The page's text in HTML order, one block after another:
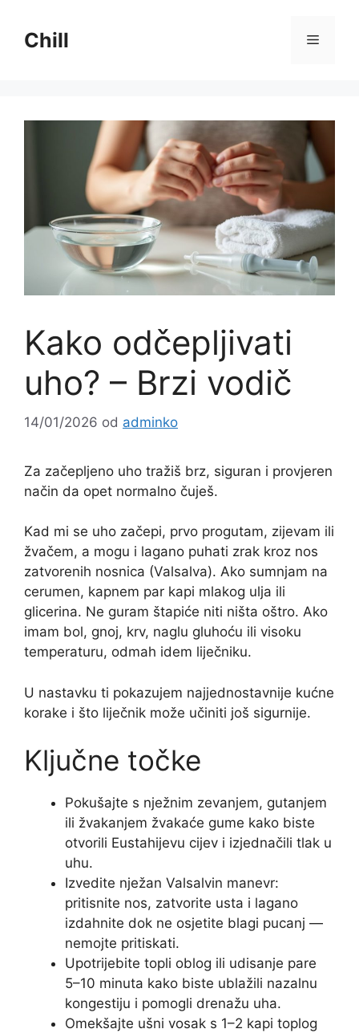
sadržajChill
Kako odčepljivati
uho? – Brzi vodič
14/01/2026 od adminko
Za začepljeno uho tražiš brz, siguran i provjeren
način da opet normalno čuješ.
Kad mi se uho začepi, prvo progutam, zijevam ili
žvačem, a mogu i lagano puhati zrak kroz nos
zatvorenih nosnica (Valsalva). Ako sumnjam na
cerumen, kapnem par kapi mlakog ulja ili
glicerina. Ne guram štapiće niti ništa oštro. Ako
imam bol, gnoj, krv, naglu gluhoću ili visoku
temperaturu, odmah idem liječniku.
U nastavku ti pokazujem najjednostavnije kućne
korake i što liječnik može učiniti još sigurnije.
Ključne točke
Pokušajte s nježnim zevanjem, gutanjem
ili žvakanjem žvakaće gume kako biste
otvorili Eustahijevu cijev i izjednačili tlak u
uhu.
Izvedite nježan Valsalvin manevr:
pritisnite nos, zatvorite usta i lagano
izdahnite dok ne osjetite blagi pucanj —
nemojte pritiskati.
Upotrijebite topli oblog ili udisanje pare
5–10 minuta kako biste ublažili nazalnu
kongestiju i pomogli drenažu uha.
Omekšajte ušni vosak s 1–2 kapi toplog